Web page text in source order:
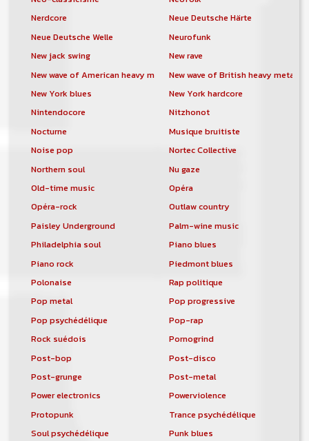
Nerdcore
Neue Deutsche Härte
Neue Deutsche Welle
Neurofunk
New jack swing
New rave
New wave of American heavy metalNew wave of British heavy metal
New York blues
New York hardcore
Nintendocore
Nitzhonot
Nocturne
Musique bruitiste
Noise pop
Nortec Collective
Northern soul
Nu gaze
Old-time music
Opéra
Opéra-rock
Outlaw country
Paisley Underground
Palm-wine music
Philadelphia soul
Piano blues
Piano rock
Piedmont blues
Polonaise
Rap politique
Pop metal
Pop progressive
Pop psychédélique
Pop-rap
Rock suédois
Pornogrind
Post-bop
Post-disco
Post-grunge
Post-metal
Power electronics
Powerviolence
Protopunk
Trance psychédélique
Soul psychédélique
Punk blues